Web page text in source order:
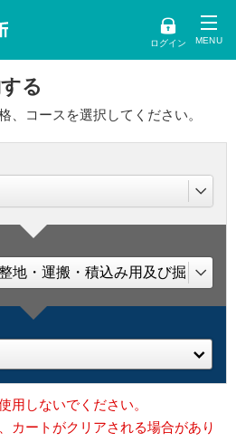
ログイン
る
、コースを選択してください。
用しないでください。
カートがクリアされる場合があり